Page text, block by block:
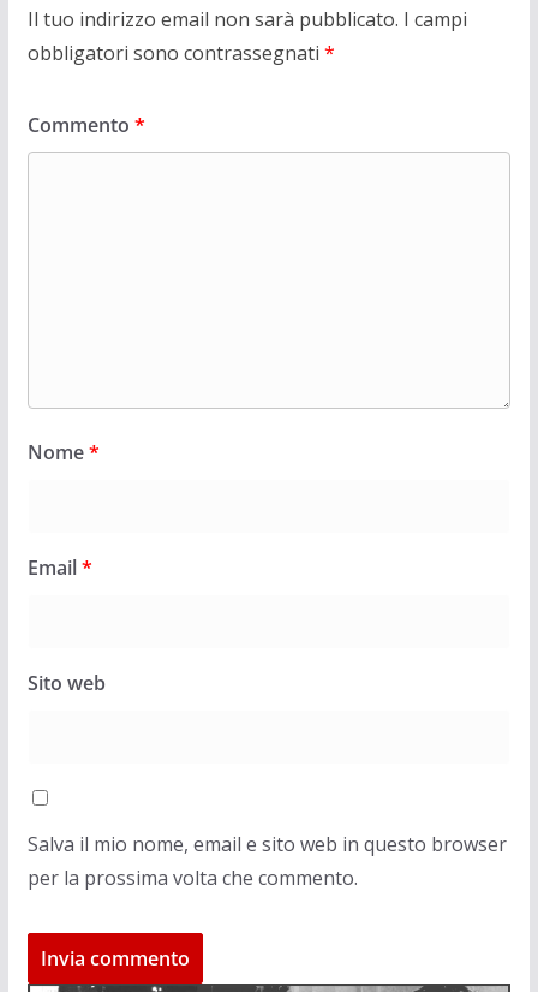
Il tuo indirizzo email non sarà pubblicato. I campi
obbligatori sono contrassegnati *
Commento *
Nome*
Email*
Sito web
Salva il mio nome, email e sito web in questo browser
per la prossima volta che commento.